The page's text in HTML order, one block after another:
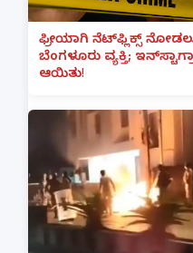
ಫ್ರೀಯಾಗಿ ನೆಟ್‌ಫ್ಲಿಕ್ಸ್
ಬೆಂಗಳೂರು ವ್ಯಕ್ತಿ;
ಆಯಿತು!